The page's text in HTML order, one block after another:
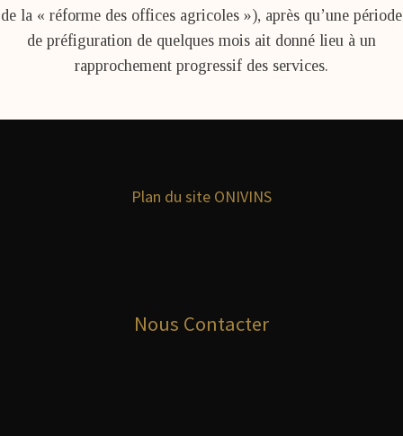
de la « réforme des offices agricoles »), après qu’une période
de préfiguration de quelques mois ait donné lieu à un
rapprochement progressif des services.
Plan du site ONIVINS
Nous Contacter